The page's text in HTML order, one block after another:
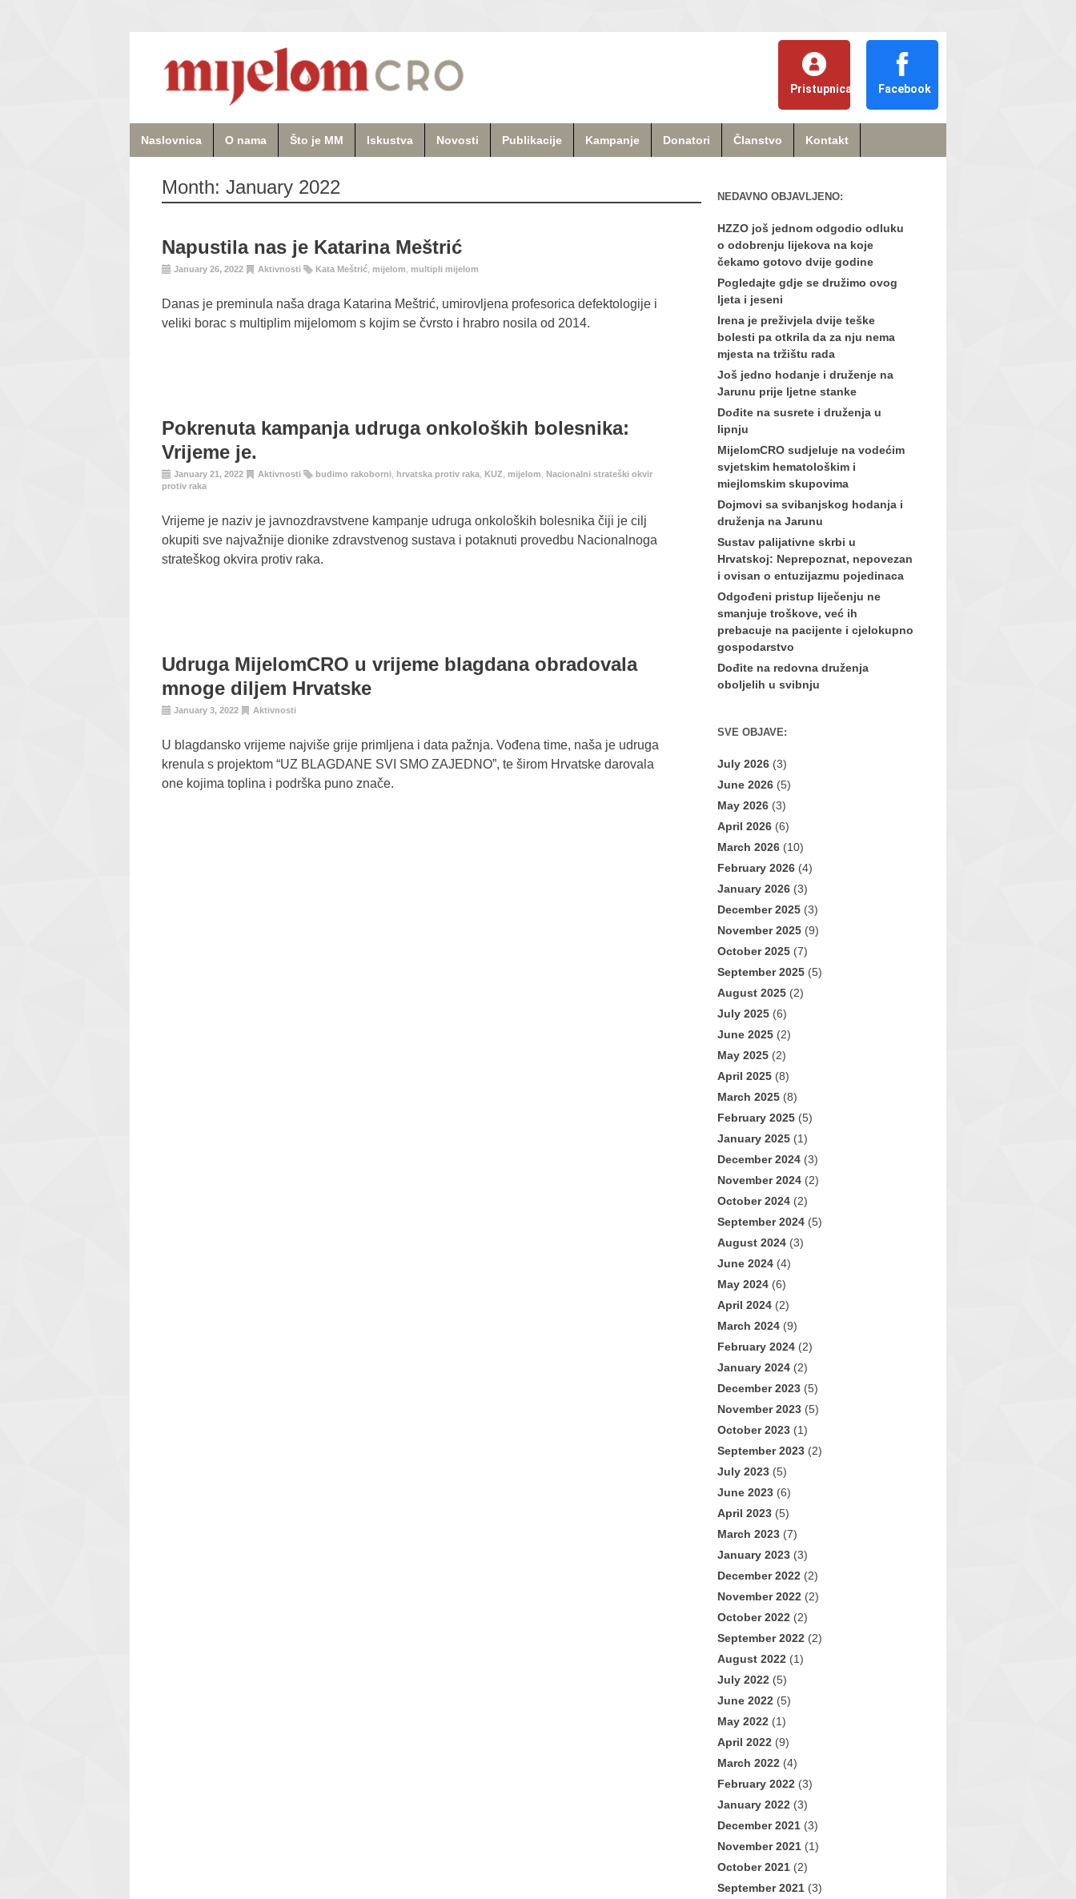
Pristupnica Facebook
Naslovnica O nama Što je MM Iskustva Novosti Publikacije Kampanje Donatori Članstvo Kontakt
Month: January 2022
Napustila nas je Katarina Meštrić
January 26, 2022 Aktivnosti Kata Meštrić mijelom multipli mijelom
Danas je preminula naša draga Katarina Meštrić, umirovljena profesorica defektologije i
veliki borac s multiplim mijelomom s kojim se čvrsto i hrabro nosila od 2014.
Pokrenuta kampanja udruga onkoloških bolesnika:
Vrijeme je.
January 21, 2022 Aktivnosti budimo rakoborni hrvatska protiv raka KUZ mijelom
Nacionalni strateški okvir
protiv raka
Vrijeme je naziv je javnozdravstvene kampanje udruga onkoloških bolesnika čiji je cilj
okupiti sve najvažnije dionike zdravstvenog sustava i potaknuti provedbu Nacionalnoga
strateškog okvira protiv raka.
Udruga MijelomCRO u vrijeme blagdana obradovala
mnoge diljem Hrvatske
January 3, 2022 Aktivnosti
U blagdansko vrijeme najviše grije primljena i data pažnja. Vođena time, naša je udruga
krenula s projektom “UZ BLAGDANE SVI SMO ZAJEDNO”, te širom Hrvatske darovala
one kojima toplina i podrška puno znače.
NEDAVNO OBJAVLJENO:
HZZO još jednom odgodio odluku
o odobrenju lijekova na koje
čekamo gotovo dvije godine
Pogledajte gdje se družimo ovog
ljeta i jeseni
Irena je preživjela dvije teške
bolesti pa otkrila da za nju nema
mjesta na tržištu rada
Još jedno hodanje i druženje na
Jarunu prije ljetne stanke
Dođite na susrete i druženja u
lipnju
MijelomCRO sudjeluje na vodećim
svjetskim hematološkim i
miejlomskim skupovima
Dojmovi sa svibanjskog hodanja i
druženja na Jarunu
Sustav palijativne skrbi u
Hrvatskoj: Neprepoznat, nepovezan
i ovisan o entuzijazmu pojedinaca
Odgođeni pristup liječenju ne
smanjuje troškove, već ih
prebacuje na pacijente i cjelokupno
gospodarstvo
Dođite na redovna druženja
oboljelih u svibnju
SVE OBJAVE:
July 2026 (3)
June 2026 (5)
May 2026 (3)
April 2026 (6)
March 2026 (10)
February 2026 (4)
January 2026 (3)
December 2025 (3)
November 2025 (9)
October 2025 (7)
September 2025 (5)
August 2025 (2)
July 2025 (6)
June 2025 (2)
May 2025 (2)
April 2025 (8)
March 2025 (8)
February 2025 (5)
January 2025 (1)
December 2024 (3)
November 2024 (2)
October 2024 (2)
September 2024 (5)
August 2024 (3)
June 2024 (4)
May 2024 (6)
April 2024 (2)
March 2024 (9)
February 2024 (2)
January 2024 (2)
December 2023 (5)
November 2023 (5)
October 2023 (1)
September 2023 (2)
July 2023 (5)
June 2023 (6)
April 2023 (5)
March 2023 (7)
January 2023 (3)
December 2022 (2)
November 2022 (2)
October 2022 (2)
September 2022 (2)
August 2022 (1)
July 2022 (5)
June 2022 (5)
May 2022 (1)
April 2022 (9)
March 2022 (4)
February 2022 (3)
January 2022 (3)
December 2021 (3)
November 2021 (1)
October 2021 (2)
September 2021 (3)